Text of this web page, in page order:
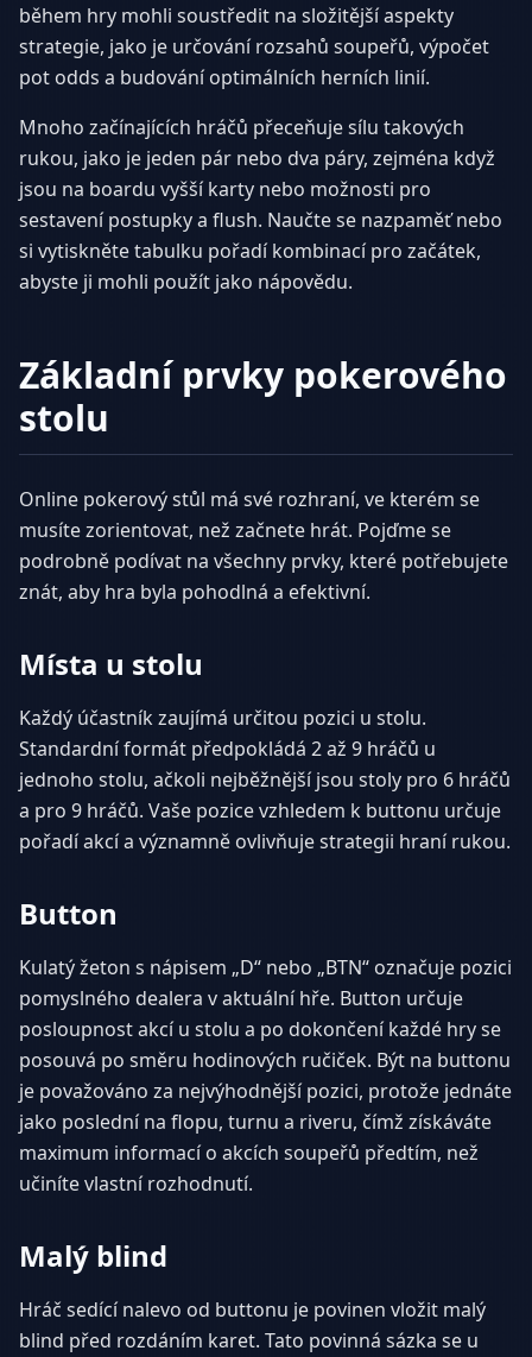
během hry mohli soustředit na složitější aspekty
strategie, jako je určování rozsahů soupeřů, výpočet
pot odds a budování optimálních herních linií.
Mnoho začínajících hráčů přeceňuje sílu takových
rukou, jako je jeden pár nebo dva páry, zejména když
jsou na boardu vyšší karty nebo možnosti pro
sestavení postupky a flush. Naučte se nazpaměť nebo
si vytiskněte tabulku pořadí kombinací pro začátek,
abyste ji mohli použít jako nápovědu.
Základní prvky pokerového
stolu
Online pokerový stůl má své rozhraní, ve kterém se
musíte zorientovat, než začnete hrát. Pojďme se
podrobně podívat na všechny prvky, které potřebujete
znát, aby hra byla pohodlná a efektivní.
Místa u stolu
Každý účastník zaujímá určitou pozici u stolu.
Standardní formát předpokládá 2 až 9 hráčů u
jednoho stolu, ačkoli nejběžnější jsou stoly pro 6 hráčů
a pro 9 hráčů. Vaše pozice vzhledem k buttonu určuje
pořadí akcí a významně ovlivňuje strategii hraní rukou.
Button
Kulatý žeton s nápisem „D“ nebo „BTN“ označuje pozici
pomyslného dealera v aktuální hře. Button určuje
posloupnost akcí u stolu a po dokončení každé hry se
posouvá po směru hodinových ručiček. Být na buttonu
je považováno za nejvýhodnější pozici, protože jednáte
jako poslední na flopu, turnu a riveru, čímž získáváte
maximum informací o akcích soupeřů předtím, než
učiníte vlastní rozhodnutí.
Malý blind
Hráč sedící nalevo od buttonu je povinen vložit malý
blind před rozdáním karet. Tato povinná sázka se u